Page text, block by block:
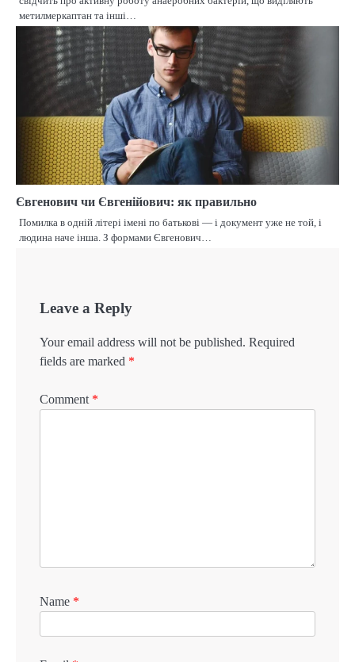
метилмеркаптан та інші…
Євгенович чи Євгенійович: як правильно
Помилка в одній літері імені по батькові — і документ уже не той, і
людина наче інша. З формами Євгенович…
Leave a Reply
Your email address will not be published. Required
fields are marked *
Comment *
Name *